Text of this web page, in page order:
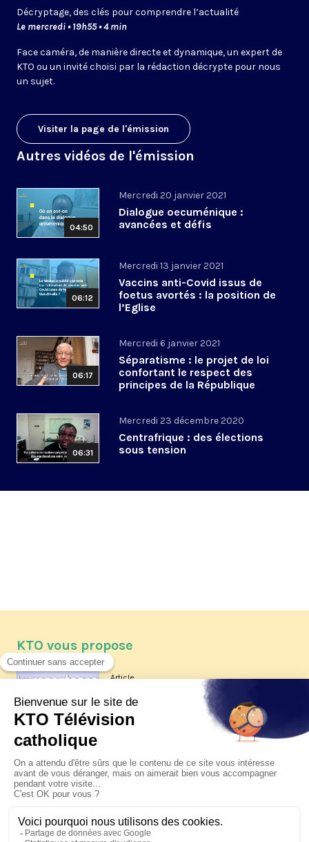
Décryptage, des clés pour comprendre l’actualité
Le mercredi • 19h55 • 4 min
Face caméra, de manière directe et dynamique, un expert de
KTO ou un invité choisi par la rédaction décrypte pour nous
un sujet.
Visiter la page de l'émission
Autres vidéos de l'émission
04:50
Mercredi 20 janvier 2021
Dialogue oecuménique :
avancées et défis
06:12
Mercredi 13 janvier 2021
Vaccins anti-Covid issus de
foetus avortés : la position de
l’Eglise
06:17
Mercredi 6 janvier 2021
Séparatisme : le projet de loi
confortant le respect des
principes de la République
06:31
Mercredi 23 décembre 2020
Centrafrique : des élections
sous tension
KTO vous propose
Article
Les reportages d'été 2026 de KTO
La visite pastorale du pape Léon
XIV à Assise à suivre sur KTO le
jeudi 6 août
Le pape en Uruguay, Argentine et
Pérou du 6 au 17 novembre 2026